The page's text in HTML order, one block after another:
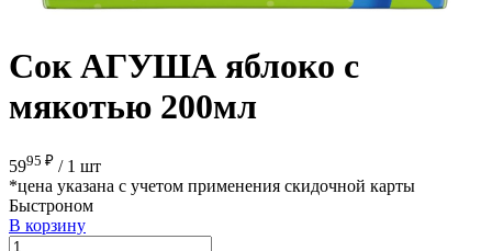
Сок АГУША яблоко с
мякотью 200мл
5995 ₽ / 1 шт
*цена указана с учетом применения скидочной карты
Быстроном
В корзину